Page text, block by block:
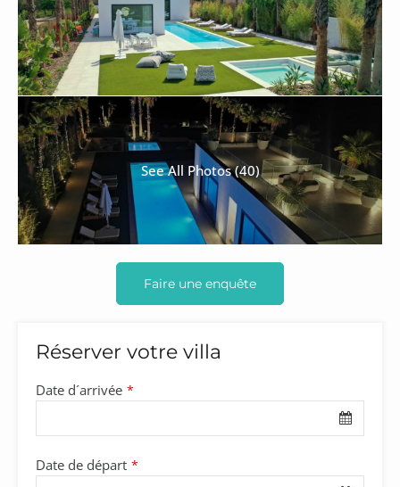
See All Photos (40)
Faire une enquête
Réserver votre villa
Email
Address *
Date d´arrivée *
Date de départ *